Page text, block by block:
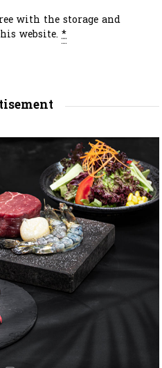
with the storage and
website.*